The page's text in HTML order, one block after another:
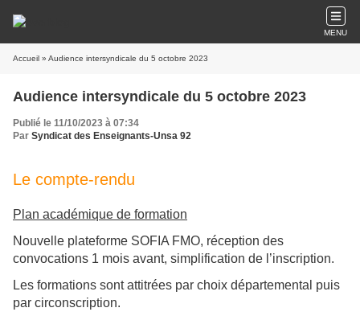
MENU
Accueil » Audience intersyndicale du 5 octobre 2023
Audience intersyndicale du 5 octobre 2023
Publié le 11/10/2023 à 07:34
Par Syndicat des Enseignants-Unsa 92
Le compte-rendu
Plan académique de formation
Nouvelle plateforme SOFIA FMO, réception des
convocations 1 mois avant, simplification de l’inscription.
Les formations sont attitrées par choix départemental puis
par circonscription.